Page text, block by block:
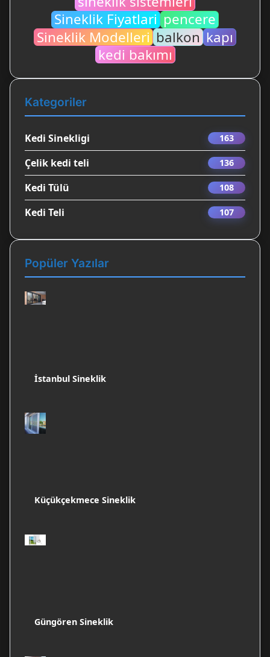
Sineklik Fiyatlari pencere
Sineklik Modelleri balkon kapı
kedi bakımı
Kategoriler
Kedi Sinekligi 163
Çelik kedi teli 136
Kedi Tülü 108
Kedi Teli 107
Popüler Yazılar
İstanbul Sineklik
Küçükçekmece Sineklik
Güngören Sineklik